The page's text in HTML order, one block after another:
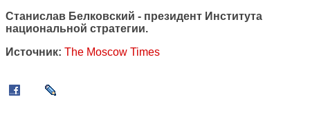
Станислав Белковский - президент Института
национальной стратегии.
Источник: The Moscow Times